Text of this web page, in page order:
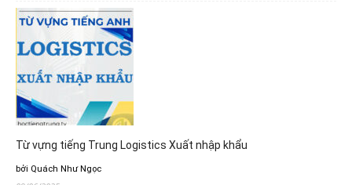
Từ vựng tiếng Trung Logistics Xuất nhập khẩu
bởi Quách Như Ngọc